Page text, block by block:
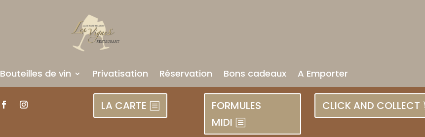
Bouteilles de vin Privatisation Réservation Bons cadeaux A Emporter
LA CARTE
FORMULES
MIDI
CLICK AND COLLECT